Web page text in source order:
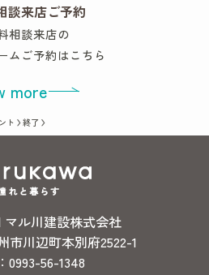
談来店ご予約
相談来店の
ムご予約はこちら
more
ト 終了
ル川建設株式会社
市川辺町本別府2522-1
0993-56-1348